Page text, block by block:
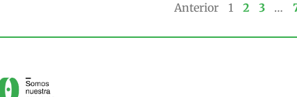
Anterior 1 2 3 …